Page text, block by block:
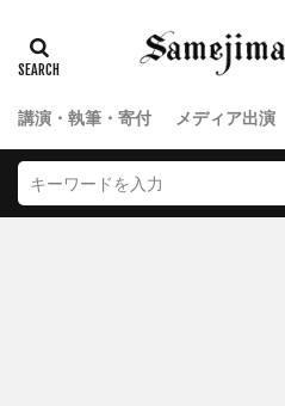
講演・執筆・寄付 メディア出演